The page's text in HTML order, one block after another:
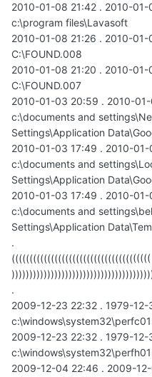
2010-01-08 21:42 . 2010-
c:\program files\Lavasoft
2010-01-08 21:26 . 2010-
C:\FOUND.008
2010-01-08 21:20 . 2010-
C:\FOUND.007
2010-01-03 20:59 . 2010-
c:\documents and
Settings\Application
2010-01-03 17:49 . 2010-
c:\documents and
Settings\Application
2010-01-03 17:49 . 2010-
c:\documents and
Settings\Application
.
.
2009-12-23 22:32 . 1979-
2009-12-23 22:32 . 1979-
2009-12-04 22:46 . 2009-